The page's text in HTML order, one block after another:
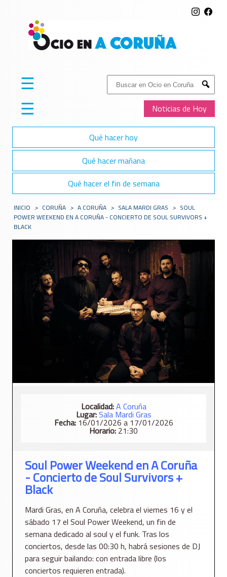
Buscar:
Submit
Noticias de Hoy
☰
☰
Qué hacer hoy
Qué hacer mañana
Qué hacer el fin de semana
INICIO > CORUÑA > A CORUÑA > SALA MARDI GRAS > SOUL
POWER WEEKEND EN A CORUÑA - CONCIERTO DE SOUL SURVIVORS +
BLACK
Localidad:A Coruña
Lugar:Sala Mardi Gras
Fecha:16/01/2026 a 17/01/2026
Horario: 21:30
Soul Power Weekend en A Coruña
- Concierto de Soul Survivors +
Black
Mardi Gras, en A Coruña, celebra el viernes 16 y el
sábado 17 el Soul Power Weekend, un fin de
semana dedicado al soul y el funk. Tras los
conciertos, desde las 00:30 h, habrá sesiones de DJ
para seguir bailando: con entrada libre (los
conciertos requieren entrada).